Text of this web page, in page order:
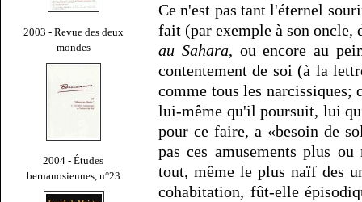
2003 - Revue des deux
mondes
2004 - Études
bernanosiennes, n°23
Ce n'est pas tant l'éternel
fait (par exemple à son oncle,
au Sahara, ou encore au
contentement de soi (à la
comme tous les narcissiques;
lui-même qu'il poursuit, lui
pour ce faire, a «besoin de
pas ces amusements plus
tout, même le plus naïf des
cohabitation, fût-elle